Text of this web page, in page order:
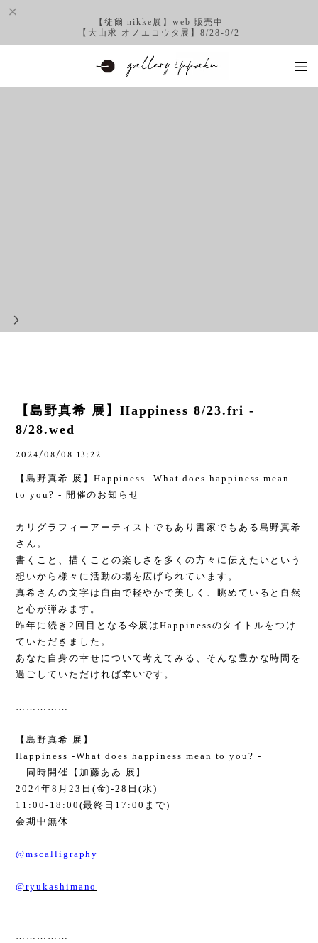
【徒爾 nikke展】web 販売中
【大山求 オノエコウタ展】8/28-9/2
【島野真希 展】Happiness 8/23.fri -
8/28.wed
2024/08/08 13:22
【島野真希 展】 Happiness -What does happiness mean
to you? - 開催のお知らせ
カリグラフィーアーティストでもあり書家でもある島野真希
さん。
書くこと、描くことの楽しさを多くの方々に伝えたいという
想いから様々に活動の場を広げられています。
真希さんの文字は自由で軽やかで美しく、眺めていると自然
と心が弾みます。
昨年に続き 2 回目となる今展はHappinessのタイトルをつけ
ていただきました。
あなた自身の幸せについて考えてみる、そんな豊かな時間を
過ごしていただければ幸いです。
……………
【島野真希 展】
Happiness -What does happiness mean to you? -
同時開催【加藤あゐ 展】
2024年8 月 23 日 (金)-28 日(水)
11:00-18:00(最終日 17:00 まで)
会期中無休
@mscalligraphy
@ryukashimano
……………